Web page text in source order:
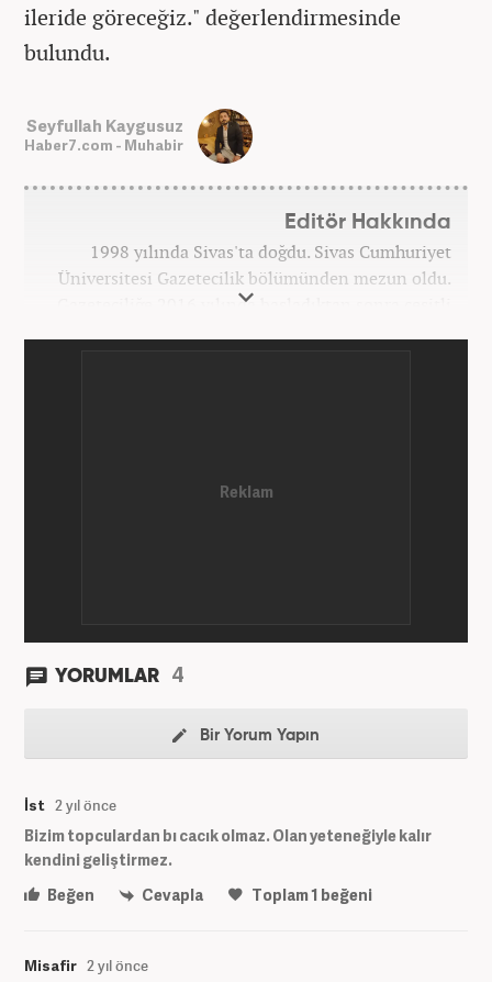
ileride göreceğiz." değerlendirmesinde
bulundu.
Seyfullah Kaygusuz
Haber7.com - Muhabir
Editör Hakkında
1998 yılında Sivas'ta doğdu. Sivas Cumhuriyet
Üniversitesi Gazetecilik bölümünden mezun oldu.
Gazeteciliğe 2016 yılında başladıktan sonra çeşitli
YORUMLAR 4
Bir Yorum Yapın
İst 2 yıl önce
Bizim topculardan bı cacık olmaz. Olan yeteneğiyle kalır
kendini geliştirmez.
Beğen
Cevapla Toplam1 beğeni
Misafir 2 yıl önce